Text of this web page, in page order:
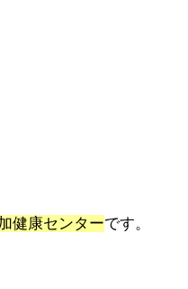
健康センターです。